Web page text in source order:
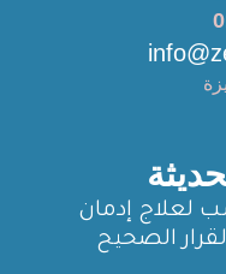
لعلاج إدمان
الصحيح